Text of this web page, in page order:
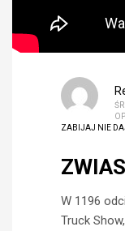
ZABIJAJ NIE
W 1196
Truck